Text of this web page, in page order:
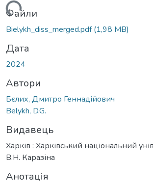
Файли
Bielykh_diss_merged.pdf(1,98 MB)
Дата
2024
Автори
Бєлих, Дмитро Геннадійович
Belykh, D.G.
Видавець
Харків : Харківський національний
В.Н. Каразіна
Анотація